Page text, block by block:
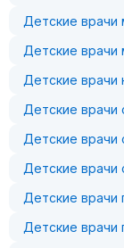
Детские врачи
Детские врачи
Детские врачи
Детские врачи
Детские врачи
Детские врачи
Детские врачи
Детские врачи